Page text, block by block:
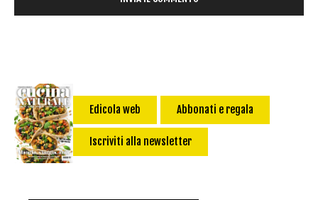
Edicola web Abbonati e regala
Iscriviti alla newsletter